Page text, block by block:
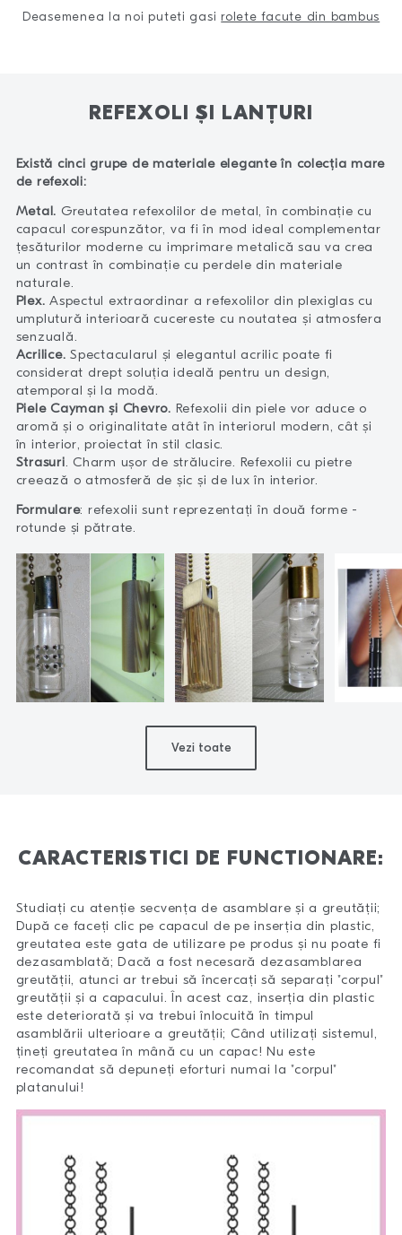
Deasemenea la noi puteti gasi rolete facute din bambus
REFEXOLI ȘI LANȚURI
Există cinci grupe de materiale elegante în colecția mare
de refexoli:
Metal. Greutatea refexolilor de metal, în combinație cu
capacul corespunzător, va fi în mod ideal complementar
țesăturilor moderne cu imprimare metalică sau va crea
un contrast în combinație cu perdele din materiale
naturale.
Plex. Aspectul extraordinar a refexolilor din plexiglas cu
umplutură interioară cucereste cu noutatea și atmosfera
senzuală.
Acrilice. Spectacularul și elegantul acrilic poate fi
considerat drept soluția ideală pentru un design,
atemporal și la modă.
Piele Cayman și Chevro. Refexolii din piele vor aduce o
aromă și o originalitate atât în ​​interiorul modern, cât și
în interior, proiectat în stil clasic.
Strasuri. Charm ușor de strălucire. Refexolii cu pietre
creează o atmosferă de șic și de lux în interior.
Formulare: refexolii sunt reprezentați în două forme -
rotunde și pătrate.
Vezi toate
CARACTERISTICI DE FUNCTIONARE:
Studiați cu atenție secvența de asamblare și a greutății;
După ce faceți clic pe capacul de pe inserția din plastic,
greutatea este gata de utilizare pe produs și nu poate fi
dezasamblată; Dacă a fost necesară dezasamblarea
greutății, atunci ar trebui să încercați să separați "corpul"
greutății și a capacului. În acest caz, inserția din plastic
este deteriorată și va trebui înlocuită în timpul
asamblării ulterioare a greutății; Când utilizați sistemul,
țineți greutatea în mână cu un capac! Nu este
recomandat să depuneți eforturi numai la "corpul"
platanului!